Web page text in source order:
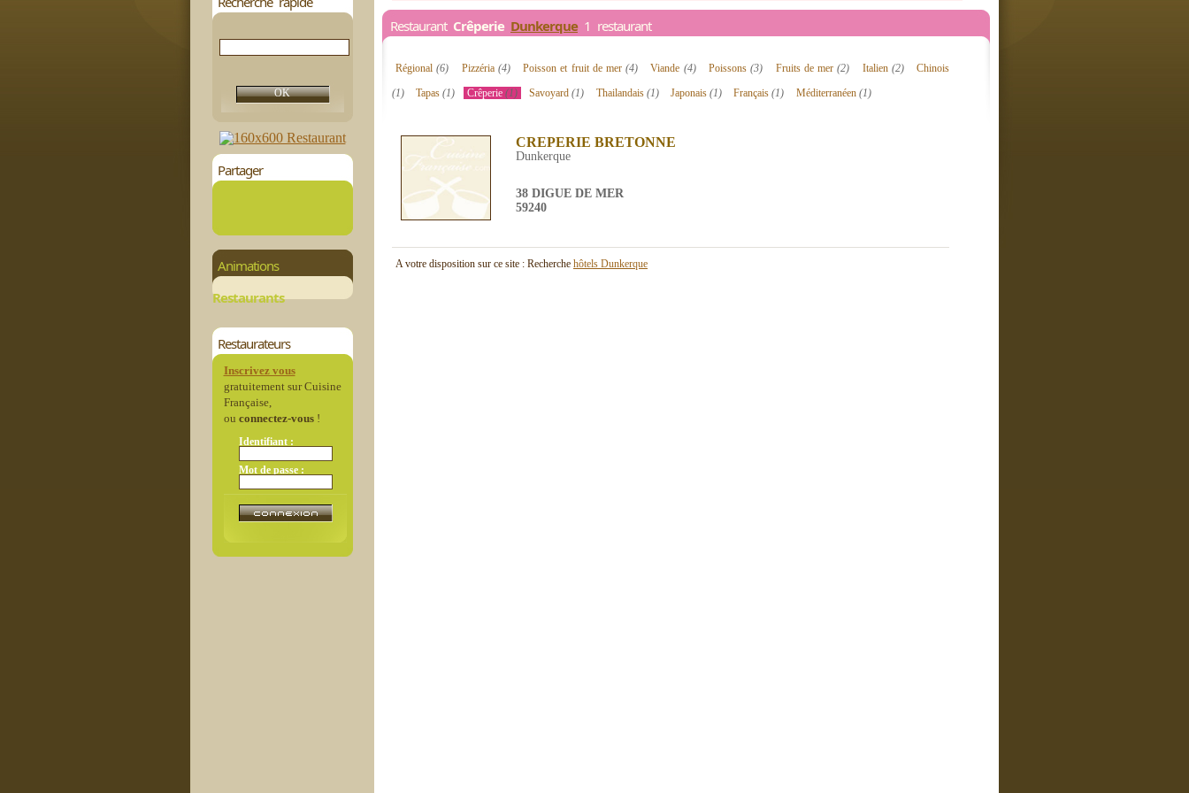
Partager
Animations
Restaurants
Restaurateurs
Inscrivez vous
gratuitement sur Cuisine
Française,
ou connectez-vous!
Identifiant :
Mot de passe :
Restaurant Crêperie Dunkerque1 restaurant
Régional(6) Pizzéria (4) Poisson et fruit de mer (4) Viande (4) Poissons(3) Fruits de mer (2) Italien (2)
Chinois
(1)
Tapas(1) Crêperie (1) Savoyard(1) Thailandais (1) Japonais (1) Français(1) Méditerranéen (1)
CREPERIE BRETONNE
Dunkerque
38 DIGUE DE MER
59240
A votre disposition sur ce site : Recherche hôtels Dunkerque